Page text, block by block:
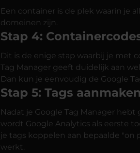
Een container is de plek waarin je
domeinen zijn.
Stap 4:
Dit is de enige stap waarbij je met
Tag Manager geeft duidelijk aan
Dan kun je eenvoudig de Google
Stap 5: Tags aanmaken
Nadat je Google Tag Manager
wordt Google Analytics als eerste
je tags koppelen aan bepaalde "on
werkt.